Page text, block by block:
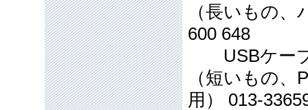
（長いもの
600 648
USBケー
（短いもの
用） 013-